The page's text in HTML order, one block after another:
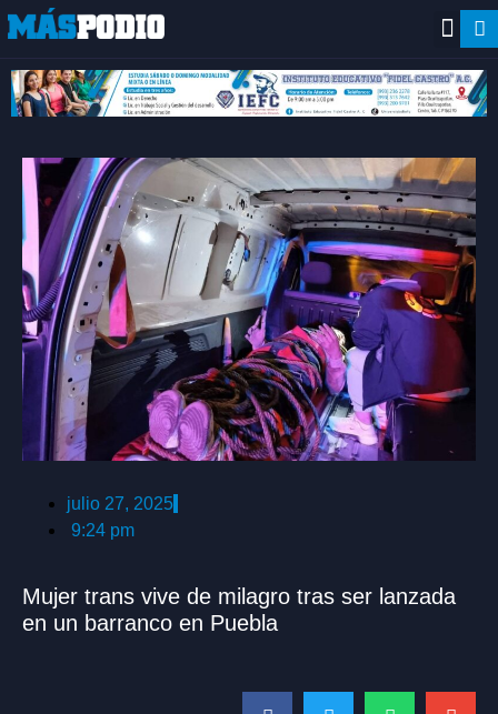
julio 27, 2025
9:24 pm
Mujer trans vive de milagro tras ser lanzada
en un barranco en Puebla